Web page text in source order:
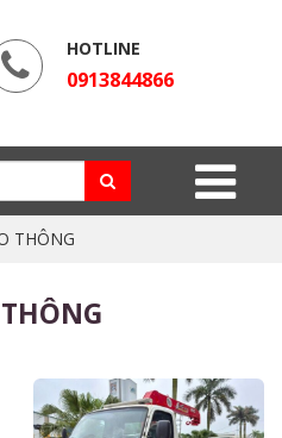
HOTLINE
0913844866
THÔNG